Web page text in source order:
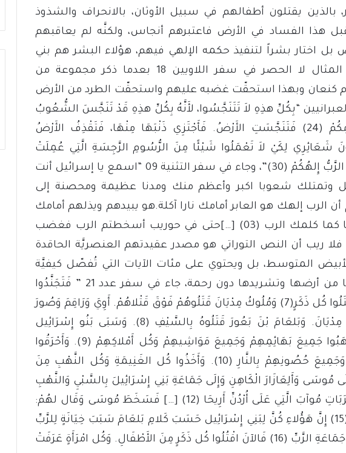
يقتلون أطفالهم في سبيل الأوثان، بالانحراف والشذوذ
هذا الفساد في الأرض فاعتبرهم أنجاس، ولكنَّه لم يعاقبهم
بل اختار بشراً لتنفيذ حكمه الإلهي فيهم، هؤلاء البشر هم بني
إسرائيل، جاء على سبيل المثال لا الحصر في سفر اللاويين 18 بعدما ذكر مجموعة من
كنعان وبهذا استحقّت غضبه عليهم واستحقّت الطرد من الأرض
“بِكُلِّ هذِهِ لاَ تَتَنَجَّسُوا، لأَنَّهُ بِكُلِّ هذِهِ قَدْ تَنَجَّسَ الشُّعُوبُ
الَّذِينَ أَنَا طَارِدُهُمْ مِنْ أَمَامِكُمْ (24) فَتَنَجَّسَتِ الأَرْضُ. فَأَجْتَزِي ذَنْبَهَا مِنْهَا، فَتَقْذِفُ الأَرْضُ
فَتَحْفَظُونَ شَعَائِرِي لِكَيْ لاَ تَعْمَلُوا شَيْئًا مِنَ الرُّسُومِ الرَّجِسَةِ الَّتِي عُمِلَتْ
قَبْلَكُمْ وَلاَ تَتَنَجَّسُوا بِهَا. أَنَا الرَّبُّ إِلهُكُمْ (30)”، وجاء في سفر التثنية 09 “اسمع يا إسرائيل أنت
وتمتلك شعوبا اكبر وأعظم منك ومدنا عظيمة ومحصنة إلى
اليوم أن الرب إلهك هو العابر أمامك نارا آكلة.هو يبيدهم ويذلهم أمامك
فتطردهم وتهلكهم سريعا كما كلمك الرب (03) […]حتى في حوريب أسخطتم الرب فغضب
عليكم ليبيدكم (08)”، فلا ريب أن النص التوراتي هو مصدر عقيدتهم العنصريَّة الحاقدة
المتوسط، بل ويحتوي على مئات الآيات التي تُفصّل كيفيَّة
قتل هذه الشعوب وطردها من أرضها وتشريدها دون رحمة، جاء في سفر عدد 21 ” فَتَجَنَّدُوا
عَلى مِدْيَانَ كَمَا أَمَرَ الرَّبُّ وَقَتَلُوا كُل ذَكَرٍ(7) وَمُلُوكُ مِدْيَانَ قَتَلُوهُمْ فَوْقَ قَتْلاهُمْ. أَوِيَ وَرَاقِمَ وَصُورَ
وَحُورَ وَرَابِعَ. خَمْسَةَ مُلُوكِ مِدْيَانَ. وَبَلعَامَ بْنَ بَعُورَ قَتَلُوهُ بِالسَّيْفِ (8). وَسَبَى بَنُو إِسْرَائِيل
نِسَاءَ مِدْيَانَ وَأَطْفَالهُمْ وَنَهَبُوا جَمِيعَ بَهَائِمِهِمْ وَجَمِيعَ مَوَاشِيهِمْ وَكُل أَمْلاكِهِمْ (9). وَأَحْرَقُوا
جَمِيعَ مُدُنِهِمْ بِمَسَاكِنِهِمْ وَجَمِيعَ حُصُونِهِمْ بِالنَّارِ (10). وَأَخَذُوا كُل الغَنِيمَةِ وَكُل النَّهْبِ مِنَ
(11) وَأَتَوْا إِلَى مُوسَى وَأَلِعَازَارَ الْكَاهِنِ وَإِلَى جَمَاعَةِ بَنِي إِسْرَائِيلَ بِالسَّبْيِ وَالنَّهْبِ
وَالْغَنِيمَةِ إِلَى الْمَحَلَّةِ إِلَى عَرَبَاتِ مُوآبَ الَّتِي عَلَى أُرْدُنِّ أَرِيحَا (12) […] فَسَخَطَ مُوسَى وَقَال لهُمْ:
«هَل أَبْقَيْتُمْ كُل أُنْثَى حَيَّة؟ (15) إِنَّ هَؤُلاءِ كُنَّ لِبَنِي إِسْرَائِيل حَسَبَ كَلامِ بَلعَامَ سَبَبَ خِيَانَةٍ لِلرَّبِّ
فِي أَمْرِ فَغُورَ فَكَانَ الوَبَأُ فِي جَمَاعَةِ الرَّبِّ (16) فَالآنَ اقْتُلُوا كُل ذَكَرٍ مِنَ الأَطْفَالِ. وَكُل امْرَأَةٍ عَرَفَتْ